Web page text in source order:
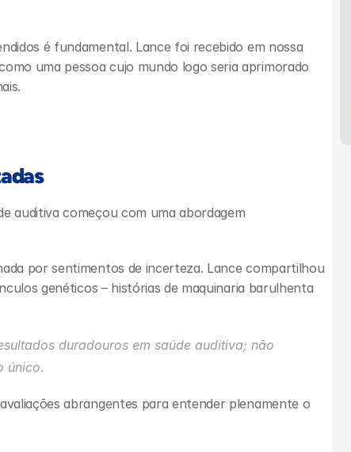
é fundamental. Lance foi recebido em nossa
uma pessoa cujo mundo logo seria aprimorado
auditiva começou com uma abordagem
por sentimentos de incerteza. Lance compartilhou
genéticos – histórias de maquinaria barulhenta
duradouros em saúde auditiva; não
único.
abrangentes para entender plenamente o